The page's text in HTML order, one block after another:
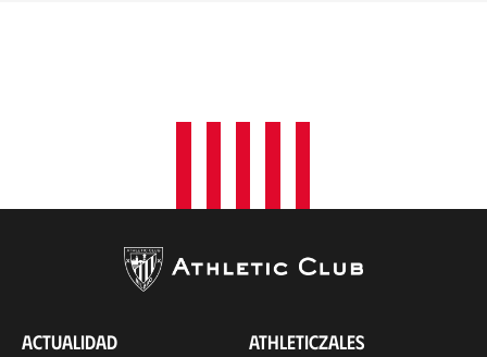
ACTUALIDAD ATHLETICZALES